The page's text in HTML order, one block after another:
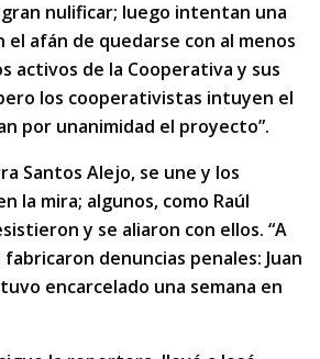
nulificar; luego intentan una
afán de quedarse con al menos
activos de la Cooperativa y sus
los cooperativistas intuyen el
por unanimidad el proyecto”.
Santos Alejo, se une y los
la mira; algunos, como Raúl
y se aliaron con ellos. “A
fabricaron denuncias penales: Juan
encarcelado una semana en